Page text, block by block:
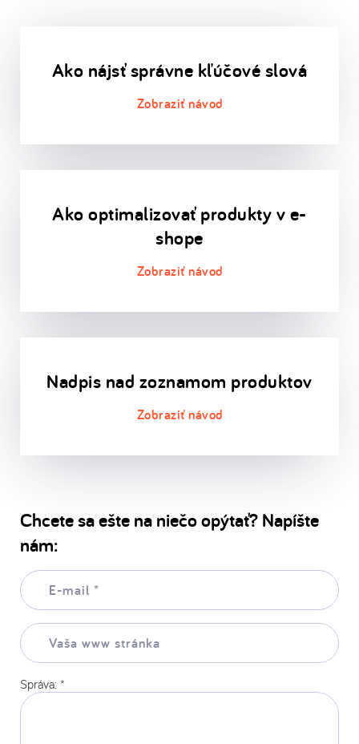
Ako nájsť správne kľúčové slová
Ako optimalizovať produkty v e-
shope
Nadpis nad zoznamom produktov
Chcete sa ešte na niečo opýtať? Napíšte
nám:
E-
mail:
Vaša
www
stránka:
Správa: *